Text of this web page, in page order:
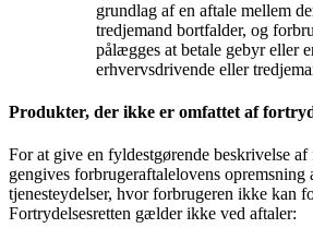
grundlag af en aftale mellem
tredjemand bortfalder, og
pålægges at betale gebyr eller
erhvervsdrivende eller
Produkter, der ikke er omfattet af
For at give en fyldestgørende beskrivelse af
gengives forbrugeraftalelovens opremsning
tjenesteydelser, hvor forbrugeren ikke kan
Fortrydelsesretten gælder ikke ved aftaler: